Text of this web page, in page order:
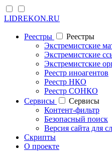
LIDREKON.RU
Реестры
Реестры
Экстремистские
Экстремистские
Экстремистские
Реестр иноагентов
Реестр НКО
Реестр СОНКО
Cервисы
Cервисы
Контент-фильтр
Безопасный поиск
Версия сайта для
Скрипты
О проекте